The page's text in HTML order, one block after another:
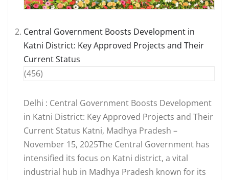
Central Government Boosts Development in
Katni District: Key Approved Projects and Their
Current Status
(456)
Delhi : Central Government Boosts Development
in Katni District: Key Approved Projects and Their
Current Status Katni, Madhya Pradesh –
November 15, 2025The Central Government has
intensified its focus on Katni district, a vital
industrial hub in Madhya Pradesh known for its